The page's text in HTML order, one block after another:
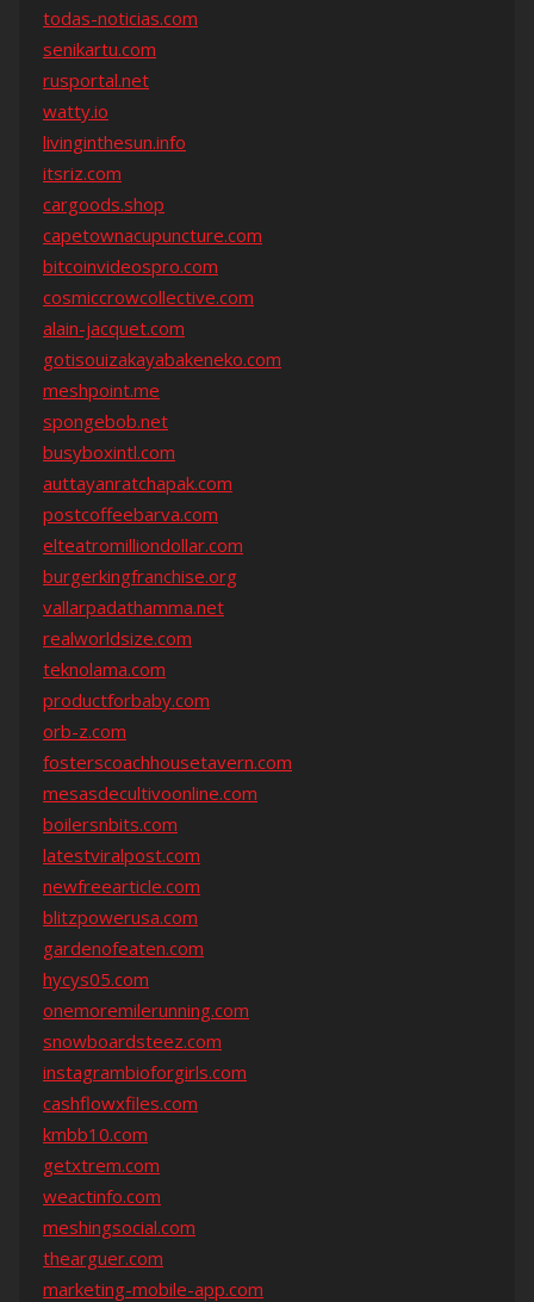
todas-noticias.com
senikartu.com
rusportal.net
watty.io
livinginthesun.info
itsriz.com
cargoods.shop
capetownacupuncture.com
bitcoinvideospro.com
cosmiccrowcollective.com
alain-jacquet.com
gotisouizakayabakeneko.com
meshpoint.me
spongebob.net
busyboxintl.com
auttayanratchapak.com
postcoffeebarva.com
elteatromilliondollar.com
burgerkingfranchise.org
vallarpadathamma.net
realworldsize.com
teknolama.com
productforbaby.com
orb-z.com
fosterscoachhousetavern.com
mesasdecultivoonline.com
boilersnbits.com
latestviralpost.com
newfreearticle.com
blitzpowerusa.com
gardenofeaten.com
hycys05.com
onemoremilerunning.com
snowboardsteez.com
instagrambioforgirls.com
cashflowxfiles.com
kmbb10.com
getxtrem.com
weactinfo.com
meshingsocial.com
thearguer.com
marketing-mobile-app.com